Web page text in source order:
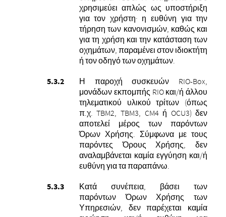
χρησιμεύει απλώς ως υποστήριξη
για τον χρήστη· η ευθύνη για την
τήρηση των κανονισμών, καθώς και
για τη χρήση και την κατάσταση των
οχημάτων, παραμένει στον ιδιοκτήτη
ή τον οδηγό των οχημάτων.
Η παροχή συσκευών RIO-Box,
μονάδων εκπομπής RIO και/ή άλλου
τηλεματικού υλικού τρίτων (όπως
π.χ. TBM2, TBM3, CM4 ή OCU3) δεν
αποτελεί μέρος των παρόντων
Όρων Χρήσης. Σύμφωνα μετους
παρόντες Όρους Χρήσης, δεν
αναλαμβάνεται καμία εγγύηση και/ή
ευθύνη για τα παραπάνω.
Κατά συνέπεια, βάσει των
παρόντων Όρων Χρήσης των
Υπηρεσιών, δεν παρέχεται καμία